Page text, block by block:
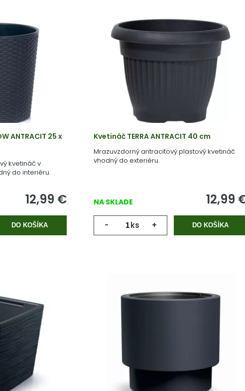
ANTRACIT 25 x
kvetináč v
do interiéru.
12,99 €
DO KOŠÍKA
Kvetináč TERRA ANTRACIT 40 cm
Mrazuvzdorný antracitový plastový kvetináč
vhodný do exteriéru.
NA SKLADE 12,99
- ks + DO KOŠÍKA